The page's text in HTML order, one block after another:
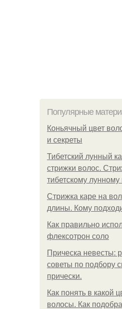
Популярные
Коньячный цвет
и секреты
Тибетский лунный
стрижки волос.
тибетскому
Стрижка каре на
длины. Кому
Как правильно
флексотрон соло
Прическа невесты:
советы по подбору
прически.
Как понять в какой
волосы. Как